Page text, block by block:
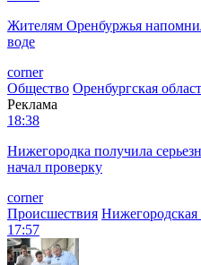
Жителям Оренбуржья
воде
corner
Общество Оренбургская
Реклама
18:38
Нижегородка получила
начал проверку
corner
Происшествия Нижегородская
17:57